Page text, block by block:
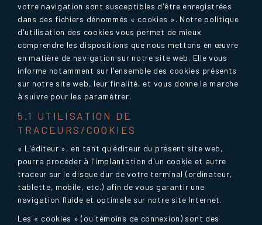
votre navigation sont susceptibles d'être enregistrées
dans des fichiers dénommés « cookies ». Notre politique
d'utilisation des cookies vous permet de mieux
comprendre les dispositions que nous mettons en œuvre
en matière de navigation sur notre site web. Elle vous
informe notamment sur l'ensemble des cookies présents
sur notre site web, leur finalité, et vous donne la marche
à suivre pour les paramétrer.
5.1 UTILISATION DE
TRACEURS/COOKIES
« L'éditeur », en tant qu'éditeur du présent site web,
pourra procéder à l'implantation d'un cookie et autre
traceur sur le disque dur de votre terminal (ordinateur,
tablette, mobile, etc.) afin de vous garantir une
navigation fluide et optimale sur notre site Internet.
Les « cookies » (ou témoins de connexion) sont des